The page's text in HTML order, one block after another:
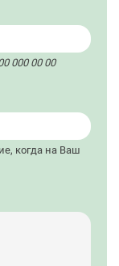
000 00 00
когда на Ваш